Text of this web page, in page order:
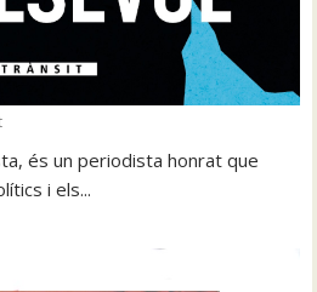
és un periodista honrat que
i els...